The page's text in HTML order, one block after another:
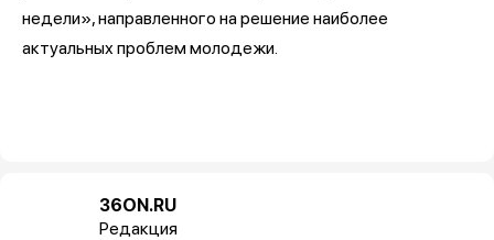
недели», направленного на решение наиболее
актуальных проблем молодежи.
36ON.RU
Редакция